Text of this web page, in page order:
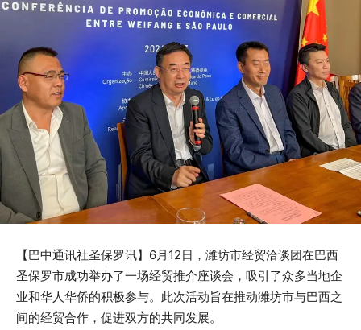
【巴中通讯社圣保罗讯】6月12日，潍坊市经贸洽谈团在巴西
圣保罗市成功举办了一场经贸推介座谈会，吸引了众多当地企
业和华人华侨的积极参与。此次活动旨在推动潍坊市与巴西之
间的经贸合作，促进双方的共同发展。